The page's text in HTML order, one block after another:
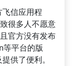
信应用程
很多人不愿意
官方没有发布
平台的版
供了便利。